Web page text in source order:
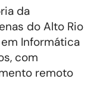
da
do Alto Rio
Informática
com
remoto